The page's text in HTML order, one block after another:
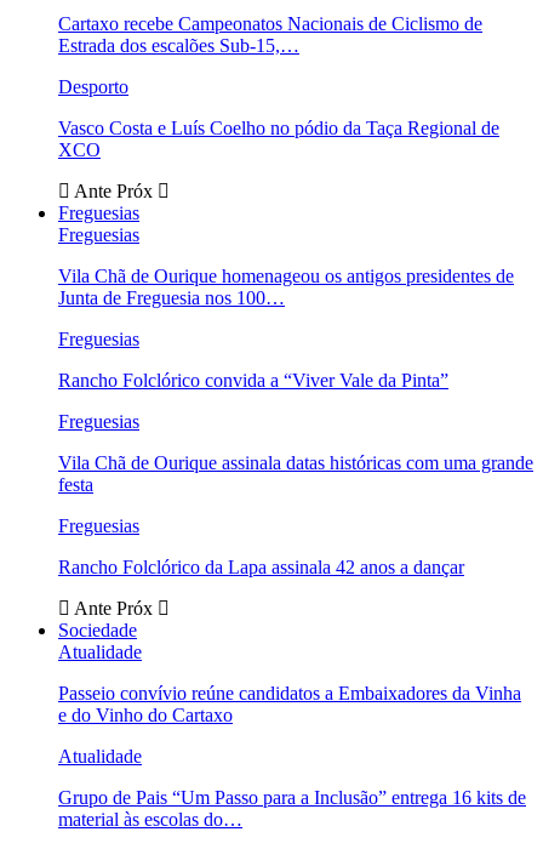
Cartaxo recebe Campeonatos Nacionais de Ciclismo de
Estrada dos escalões Sub-15,…
Desporto
Vasco Costa e Luís Coelho no pódio da Taça Regional de
XCO
Ante Próx
Freguesias
Freguesias
Vila Chã de Ourique homenageou os antigos presidentes de
Junta de Freguesia nos 100…
Freguesias
Rancho Folclórico convida a “Viver Vale da Pinta”
Freguesias
Vila Chã de Ourique assinala datas históricas com uma grande
festa
Freguesias
Rancho Folclórico da Lapa assinala 42 anos a dançar
Ante Próx
Sociedade
Atualidade
Passeio convívio reúne candidatos a Embaixadores da Vinha
e do Vinho do Cartaxo
Atualidade
Grupo de Pais “Um Passo para a Inclusão” entrega 16 kits de
material às escolas do…